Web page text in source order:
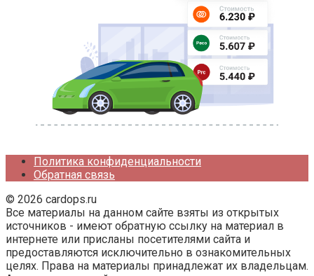
Политика конфиденциальности
Обратная связь
© 2026 cardops.ru
Все материалы на данном сайте взяты из открытых
источников - имеют обратную ссылку на материал в
интернете или присланы посетителями сайта и
предоставляются исключительно в ознакомительных
целях. Права на материалы принадлежат их владельцам.